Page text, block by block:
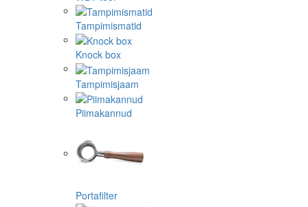
Tampimismatid
Knock box
Tampimisjaam
Piimakannud
Portafilter